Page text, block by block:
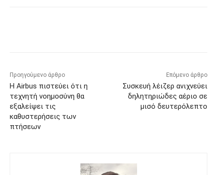
Προηγούμενο άρθρο
Η Airbus πιστεύει ότι η
τεχνητή νοημοσύνη θα
εξαλείψει τις
καθυστερήσεις των
πτήσεων
Επόμενο άρθρο
Συσκευή λέιζερ ανιχνεύει
δηλητηριώδες αέριο σε
μισό δευτερόλεπτο